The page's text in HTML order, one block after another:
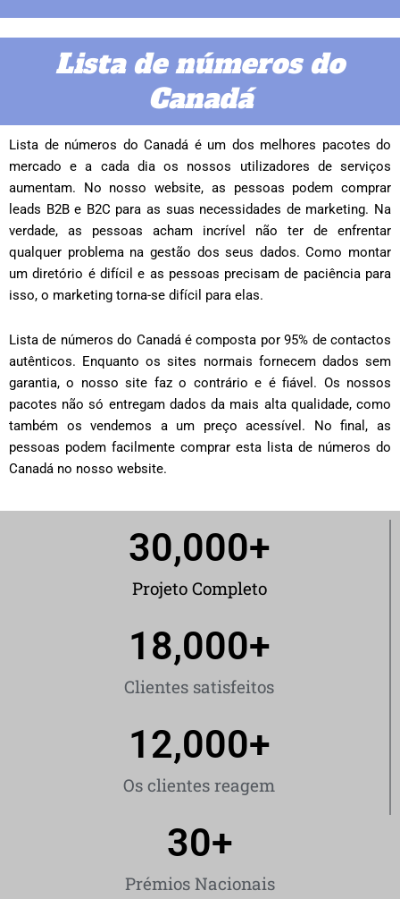
Lista de números do
Canadá
Lista de números do Canadá é um dos melhores pacotes do
mercado e a cada dia os nossos utilizadores de serviços
aumentam. No nosso website, as pessoas podem comprar
leads B2B e B2C para as suas necessidades de marketing. Na
verdade, as pessoas acham incrível não ter de enfrentar
qualquer problema na gestão dos seus dados. Como montar
um diretório é difícil e as pessoas precisam de paciência para
isso, o marketing torna-se difícil para elas.
Lista de números do Canadá é composta por 95% de contactos
autênticos. Enquanto os sites normais fornecem dados sem
garantia, o nosso site faz o contrário e é fiável. Os nossos
pacotes não só entregam dados da mais alta qualidade, como
também os vendemos a um preço acessível. No final, as
pessoas podem facilmente comprar esta lista de números do
Canadá no nosso website.
Projeto Completo
30,000+
Clientes satisfeitos
18,000+
Os clientes reagem
12,000+
Prémios Nacionais
30+